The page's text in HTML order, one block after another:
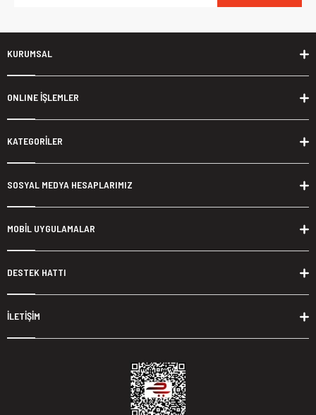
KURUMSAL
ONLINE İŞLEMLER
KATEGORİLER
SOSYAL MEDYA HESAPLARIMIZ
MOBİL UYGULAMALAR
DESTEK HATTI
İLETİŞİM